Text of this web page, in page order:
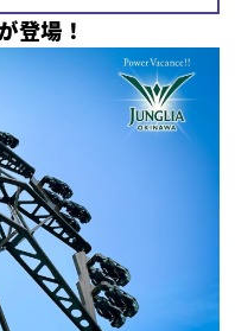
登場！